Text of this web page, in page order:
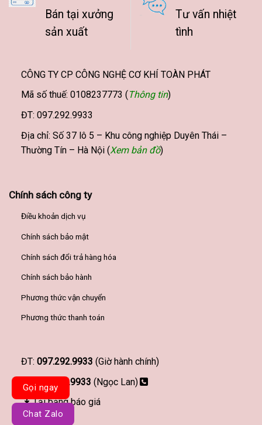
Bán tại xưởng
sản xuất
Tư vấn nhiệt
tình
CÔNG TY CP CÔNG NGHỆ CƠ KHÍ TOÀN PHÁT
Mã số thuế: 0108237773 ( Thông tin)
ĐT: 097.292.9933
Địa chỉ: Số 37 lô 5 – Khu công nghiệp Duyên Thái –
Thường Tín – Hà Nội (Xem bản đồ)
Chính sách công ty
Điều khoản dịch vụ
Chính sách bảo mật
Chính sách đổi trả hàng hóa
Chính sách bảo hành
Phương thức vận chuyển
Phương thức thanh toán
ĐT: 097.292.9933 (Giờ hành chính)
097.292.9933 (Ngọc Lan)
Tải bảng báo giá
Gọi ngay
Chat Zalo